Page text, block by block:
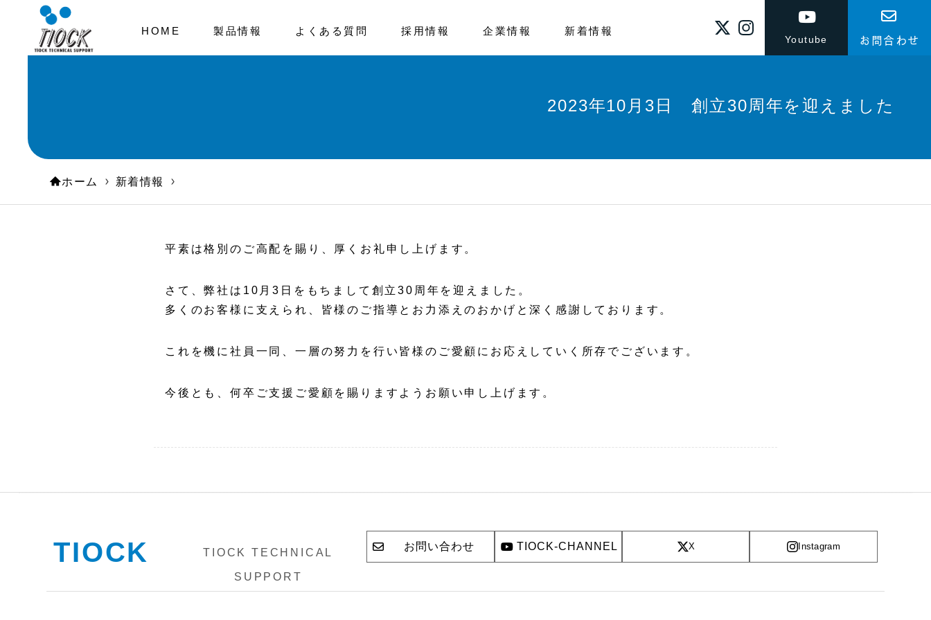
2023年10月3日 創立30周年を迎えました
ホーム 新着情報
平素は格別のご高配を賜り、厚くお礼申し上げます。
さて、弊社は10月3日をもちまして創立30周年を迎えました。
多くのお客様に支えられ、皆様のご指導とお力添えのおかげと深く感謝しております。
これを機に社員一同、一層の努力を行い皆様のご愛顧にお応えしていく所存でございます。
今後とも、何卒ご支援ご愛顧を賜りますようお願い申し上げます。
TIOCK TIOCK TECHNICAL
SUPPORT
お問い合わせ TIOCK-CHANNEL X Instagram
HOME 製品情報 よくある質問 採用情報 企業情報 新着情報
Youtube お問合わせ